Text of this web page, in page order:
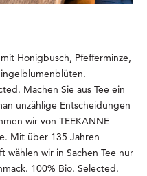
Honigbusch, Pfefferminze,
Machen Sie aus Tee ein
unzählige Entscheidungen
wir von TEEKANNE
Mit über 135 Jahren
wählen wir in Sachen Tee nur
100% Bio. Selected.